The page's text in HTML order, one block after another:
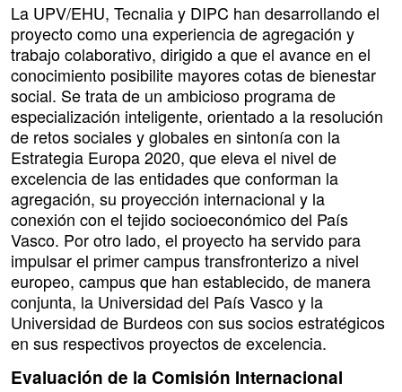
La UPV/EHU, Tecnalia y DIPC han desarrollando el
proyecto como una experiencia de agregación y
trabajo colaborativo, dirigido a que el avance en el
conocimiento posibilite mayores cotas de bienestar
social. Se trata de un ambicioso programa de
especialización inteligente, orientado a la resolución
de retos sociales y globales en sintonía con la
Estrategia Europa 2020, que eleva el nivel de
excelencia de las entidades que conforman la
agregación, su proyección internacional y la
conexión con el tejido socioeconómico del País
Vasco. Por otro lado, el proyecto ha servido para
impulsar el primer campus transfronterizo a nivel
europeo, campus que han establecido, de manera
conjunta, la Universidad del País Vasco y la
Universidad de Burdeos con sus socios estratégicos
en sus respectivos proyectos de excelencia.
Evaluación de la Comisión Internacional